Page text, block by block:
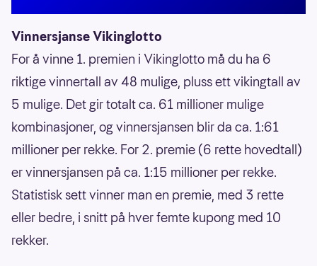
Vinnersjanse Vikinglotto
For å vinne 1. premien i Vikinglotto må du ha 6
riktige vinnertall av 48 mulige, pluss ett vikingtall av
5 mulige. Det gir totalt ca. 61 millioner mulige
kombinasjoner, og vinnersjansen blir da ca. 1:61
millioner per rekke. For 2. premie (6 rette hovedtall)
er vinnersjansen på ca. 1:15 millioner per rekke.
Statistisk sett vinner man en premie, med 3 rette
eller bedre, i snitt på hver femte kupong med 10
rekker.